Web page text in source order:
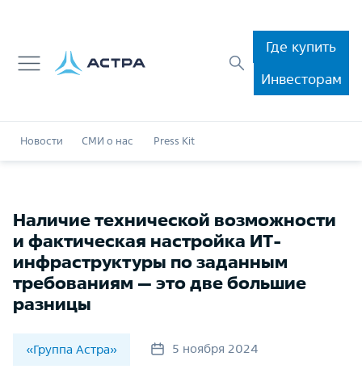
Где купить
Инвесторам
Новости СМИ о нас Press Kit
Наличие технической возможности
и фактическая настройка ИТ-
инфраструктуры по заданным
требованиям — это две большие
разницы
«Группа Астра» 5 ноября 2024